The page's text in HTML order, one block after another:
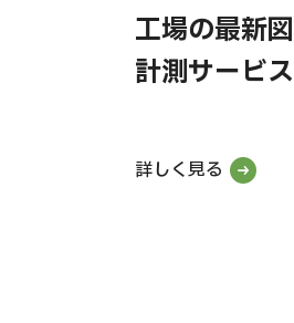
工場の最新
計測サービ
詳しく見る